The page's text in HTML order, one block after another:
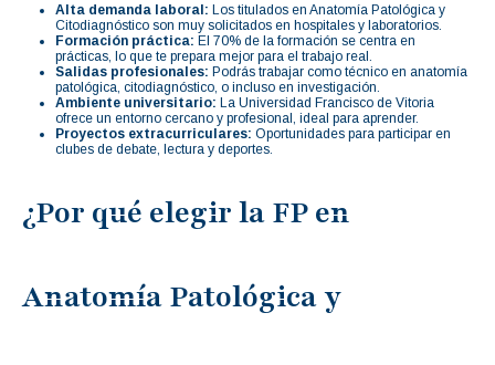
Alta demanda laboral: Los titulados en Anatomía Patológica y
Citodiagnóstico son muy solicitados en hospitales y laboratorios.
Formación práctica: El 70% de la formación se centra en
prácticas, lo que te prepara mejor para el trabajo real.
Salidas profesionales: Podrás trabajar como técnico en anatomía
patológica, citodiagnóstico, o incluso en investigación.
Ambiente universitario: La Universidad Francisco de Vitoria
ofrece un entorno cercano y profesional, ideal para aprender.
Proyectos extracurriculares: Oportunidades para participar en
clubes de debate, lectura y deportes.
¿Por qué elegir la FP en
Anatomía Patológica y